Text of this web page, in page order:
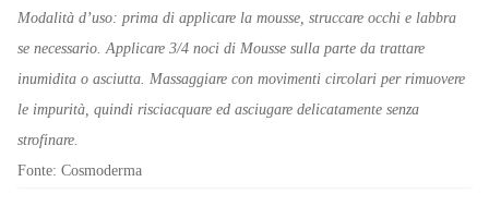
Modalità d’uso: prima di applicare la mousse, struccare occhi e labbra
se necessario. Applicare 3/4 noci di Mousse sulla parte da trattare
inumidita o asciutta. Massaggiare con movimenti circolari per rimuovere
le impurità, quindi risciacquare ed asciugare delicatamente senza
strofinare.
Fonte: Cosmoderma